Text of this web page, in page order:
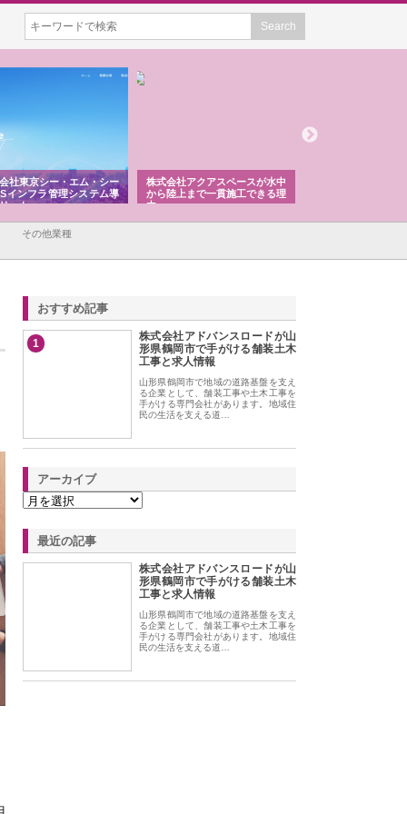
株式会社アクアスペースが水中
から陸上まで一貫施工できる理
由
株式会社地盤調査事務所が選ば
れ続ける理由と建設コンサルの
強み
その他業種
おすすめ記事
1
株式会社アドバンスロードが山
形県鶴岡市で手がける舗装土木
工事と求人情報
山形県鶴岡市で地域の道路基盤を支え
る企業として、舗装工事や土木工事を
手がける専門会社があります。地域住
民の生活を支える道…
アーカイブ
最近の記事
株式会社アドバンスロードが山
形県鶴岡市で手がける舗装土木
工事と求人情報
山形県鶴岡市で地域の道路基盤を支え
る企業として、舗装工事や土木工事を
手がける専門会社があります。地域住
民の生活を支える道…